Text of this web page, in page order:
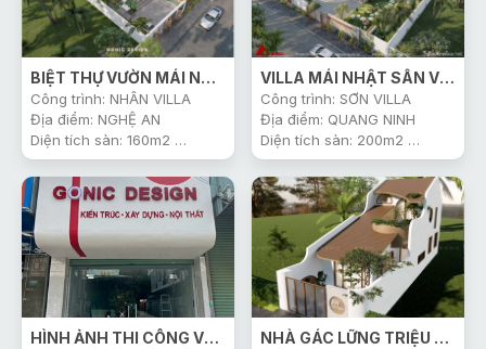
BIỆT THỰ VƯỜN MÁI NHẬT 3 PHÒNG NGỦ
Công trình: NHÂN VILLA
Địa điểm: NGHỆ AN
Diện tích sàn: 160m2
Thiết Kế: Công Ty Gonic
Khởi công: 2025
VILLA MÁI NHẬT SÂN VƯỜN 1000M2
Công trình: SƠN VILLA
Địa điểm: QUANG NINH
Diện tích sàn: 200m2
Thiết Kế: Công Ty Gonic
Khởi công: 2025
HÌNH ẢNH THI CÔNG VĂN PHÒNG MIỀN NAM CỦA GONIC NHÀ GÁC LỮNG TRIỆU VIEW